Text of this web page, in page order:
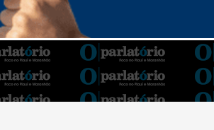
Fachin é o vice-presidente e,
de antiguidade, deve assumir o
o regimento interno, o
ser comandado pelo ministro
que ainda não presidiu a Corte.
vai suceder a Luís Roberto